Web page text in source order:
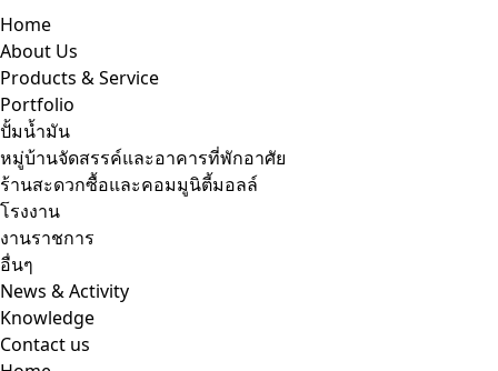
Home
About Us
Products & Service
Portfolio
ปั้มน้ำมัน
หมู่บ้านจัดสรรค์และอาคารที่พักอาศัย
ร้านสะดวกซื้อและคอมมูนิตี้มอลล์
โรงงาน
งานราชการ
อื่นๆ
News & Activity
Knowledge
Contact us